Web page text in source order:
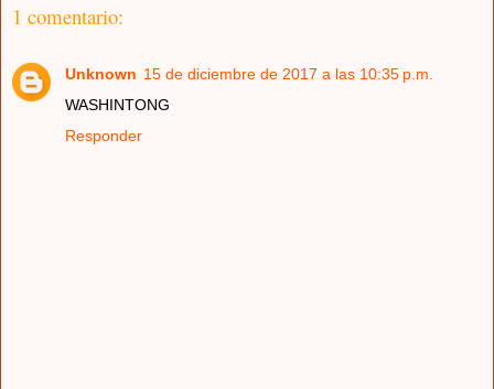
1 comentario:
Unknown 15 de diciembre de 2017 a las 10:35 p.m.
WASHINTONG
Responder